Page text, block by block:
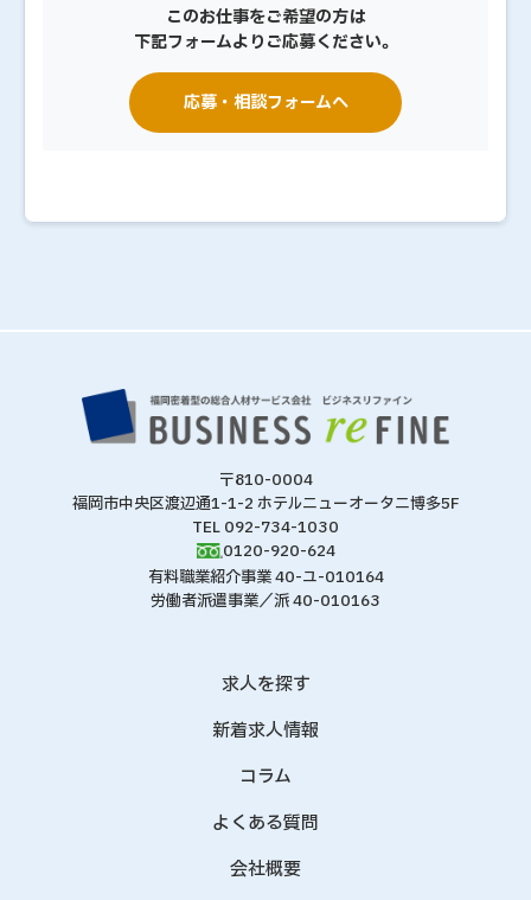
このお仕事をご希望の方は
下記フォームよりご応募ください。
応募・相談フォームへ
〒810-0004
福岡市中央区渡辺通1-1-2 ホテルニューオータニ博多5F
TEL 092-734-1030
0120-920-624
有料職業紹介事業 40-ユ-010164
労働者派遣事業／派 40-010163
求人を探す
新着求人情報
コラム
よくある質問
会社概要